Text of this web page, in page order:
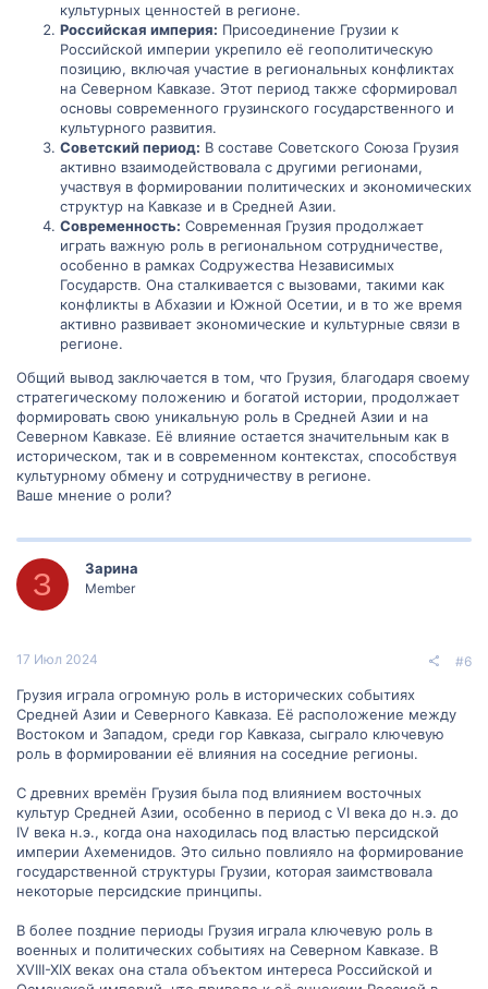
культурных ценностей в регионе.
Российская империя: Присоединение Грузии к
Российской империи укрепило её геополитическую
позицию, включая участие в региональных конфликтах
на Северном Кавказе. Этот период также сформировал
основы современного грузинского государственного и
культурного развития.
Советский период: В составе Советского Союза Грузия
активно взаимодействовала с другими регионами,
участвуя в формировании политических и экономических
структур на Кавказе и в Средней Азии.
Современность: Современная Грузия продолжает
играть важную роль в региональном сотрудничестве,
особенно в рамках Содружества Независимых
Государств. Она сталкивается с вызовами, такими как
конфликты в Абхазии и Южной Осетии, и в то же время
активно развивает экономические и культурные связи в
регионе.
Общий вывод заключается в том, что Грузия, благодаря своему
стратегическому положению и богатой истории, продолжает
формировать свою уникальную роль в Средней Азии и на
Северном Кавказе. Её влияние остается значительным как в
историческом, так и в современном контекстах, способствуя
культурному обмену и сотрудничеству в регионе.
Ваше мнение о роли?
З Зарина
Member
17 Июл 2024 #6
Грузия играла огромную роль в исторических событиях
Средней Азии и Северного Кавказа. Её расположение между
Востоком и Западом, среди гор Кавказа, сыграло ключевую
роль в формировании её влияния на соседние регионы.
С древних времён Грузия была под влиянием восточных
культур Средней Азии, особенно в период с VI века до н.э. до
IV века н.э., когда она находилась под властью персидской
империи Ахеменидов. Это сильно повлияло на формирование
государственной структуры Грузии, которая заимствовала
некоторые персидские принципы.
В более поздние периоды Грузия играла ключевую роль в
военных и политических событиях на Северном Кавказе. В
XVIII-XIX веках она стала объектом интереса Российской и